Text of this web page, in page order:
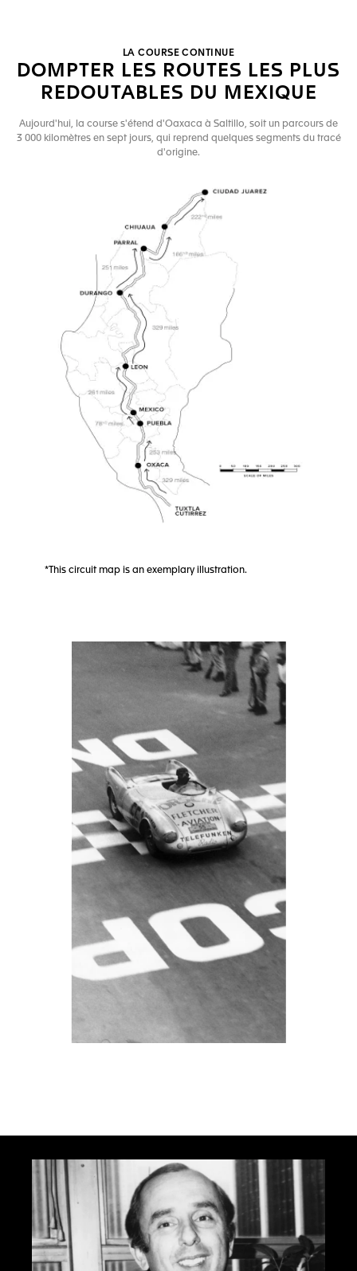
LA COURSE CONTINUE
DOMPTER LES ROUTES LES PLUS
REDOUTABLES DU MEXIQUE
Aujourd'hui, la course s'étend d'Oaxaca à Saltillo, soit un parcours de
3 000 kilomètres en sept jours, qui reprend quelques segments du tracé
d'origine.
*This circuit map is an exemplary illustration.